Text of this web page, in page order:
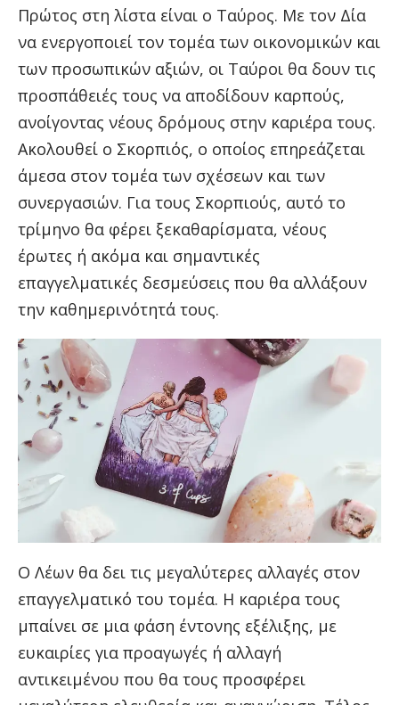
Πρώτος στη λίστα είναι ο Ταύρος. Με τον Δία
να ενεργοποιεί τον τομέα των οικονομικών και
των προσωπικών αξιών, οι Ταύροι θα δουν τις
προσπάθειές τους να αποδίδουν καρπούς,
ανοίγοντας νέους δρόμους στην καριέρα τους.
Ακολουθεί ο Σκορπιός, ο οποίος επηρεάζεται
άμεσα στον τομέα των σχέσεων και των
συνεργασιών. Για τους Σκορπιούς, αυτό το
τρίμηνο θα φέρει ξεκαθαρίσματα, νέους
έρωτες ή ακόμα και σημαντικές
επαγγελματικές δεσμεύσεις που θα αλλάξουν
την καθημερινότητά τους.
Ο Λέων θα δει τις μεγαλύτερες αλλαγές στον
επαγγελματικό του τομέα. Η καριέρα τους
μπαίνει σε μια φάση έντονης εξέλιξης, με
ευκαιρίες για προαγωγές ή αλλαγή
αντικειμένου που θα τους προσφέρει